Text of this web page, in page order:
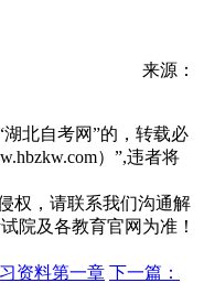
来源：
北自考网”的，转载必
）”,违者将
权，请联系我们沟通解
院及各教育官网为准！
资料第一章 下一篇：